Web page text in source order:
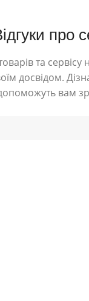
про
та
досвідом.
вам